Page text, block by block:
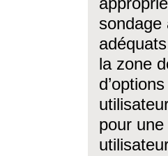
sondage
la zone
pour